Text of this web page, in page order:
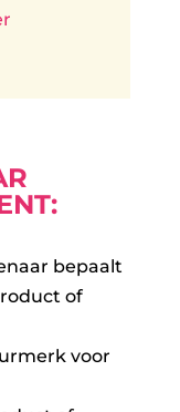
bepaalt
of
voor